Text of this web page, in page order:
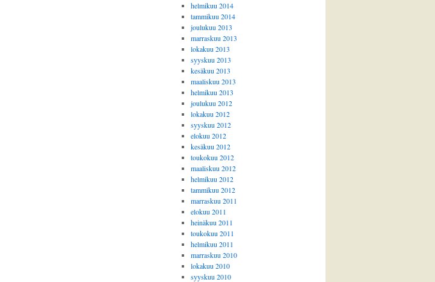
helmikuu 2014
tammikuu 2014
joulukuu 2013
marraskuu 2013
lokakuu 2013
syyskuu 2013
kesäkuu 2013
maaliskuu 2013
helmikuu 2013
joulukuu 2012
lokakuu 2012
syyskuu 2012
elokuu 2012
kesäkuu 2012
toukokuu 2012
maaliskuu 2012
helmikuu 2012
tammikuu 2012
marraskuu 2011
elokuu 2011
heinäkuu 2011
toukokuu 2011
helmikuu 2011
marraskuu 2010
lokakuu 2010
syyskuu 2010